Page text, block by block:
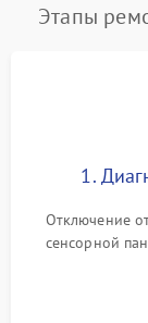
Этапы
1.
Отключение
сенсорной
проверка
клиента о